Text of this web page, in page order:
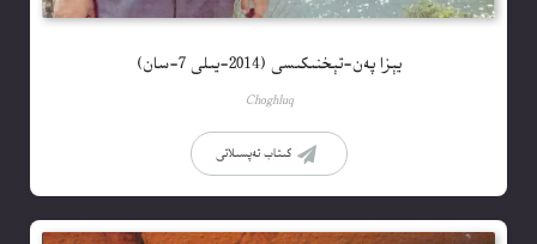
يېزا پەن-تېخنىكىسى (2014-يىلى 7-سان)
Choghluq
كىتاب تەپسىلاتى